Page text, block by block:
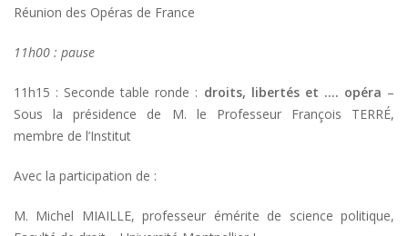
Réunion des Opéras de France
11h00 : pause
11h15 : Seconde table ronde : droits, libertés et …. opéra –
Sous la présidence de M. le Professeur François TERRÉ,
membre de l’Institut
Avec la participation de :
M. Michel MIAILLE, professeur émérite de science politique,